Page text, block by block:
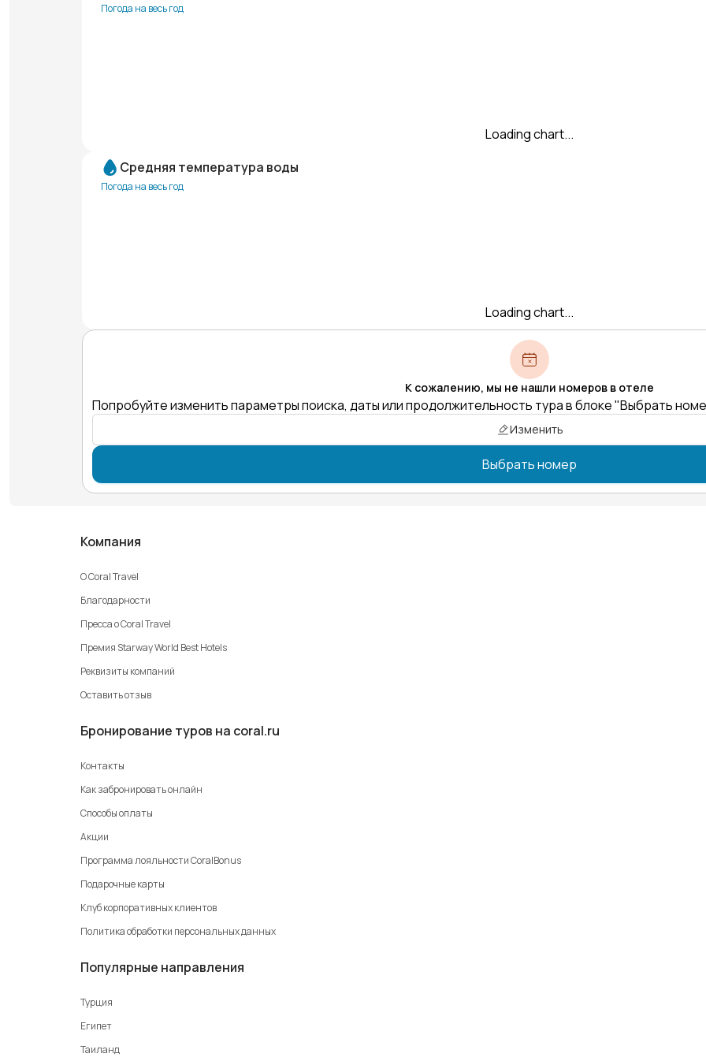
Погода на весь год
Loading chart...
Средняя температура воды
Погода на весь год
Loading chart...
К сожалению, мы не нашли номеров в отеле
Попробуйте изменить параметры поиска, даты или продолжительность тура в блоке "Выбрать
Изменить
Выбрать номер
Компания
О Coral Travel
Благодарности
Пресса о Coral Travel
Премия Starway World Best Hotels
Реквизиты компаний
Оставить отзыв
Бронирование туров на coral.ru
Контакты
Как забронировать онлайн
Способы оплаты
Акции
Программа лояльности CoralBonus
Подарочные карты
Клуб корпоративных клиентов
Политика обработки персональных данных
Популярные направления
Турция
Египет
Таиланд